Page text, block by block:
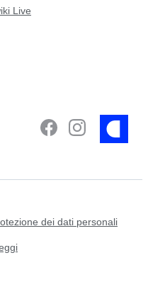
Live
dei dati personali